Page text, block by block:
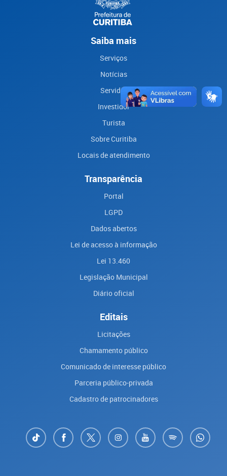
Saiba mais
Serviços
Notícias
Servidor
Investidor
Turista
Sobre Curitiba
Locais de atendimento
Transparência
Portal
LGPD
Dados abertos
Lei de acesso à informação
Lei 13.460
Legislação Municipal
Diário oficial
Editais
Licitações
Chamamento público
Comunicado de interesse público
Parceria público-privada
Cadastro de patrocinadores